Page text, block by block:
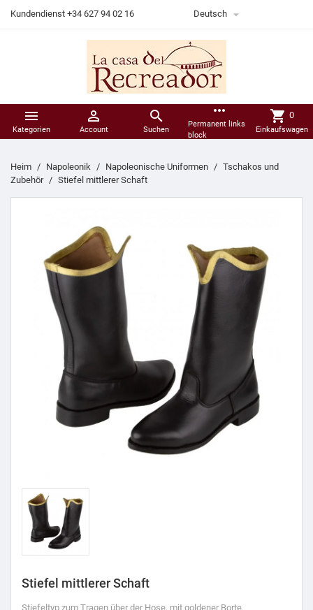
Kundendienst +34 627 94 02 16 Deutsch 

Kategorien

Account

Suchen
more_horiz
Permanent links
block
shopping_cart 0
Einkaufswagen
Heim Napoleonik Napoleonische Uniformen
Tschakos und
Zubehör
Stiefel mittlerer Schaft
Stiefel mittlerer Schaft
Stiefeltyp zum Tragen über der Hose, mit goldener Borte.